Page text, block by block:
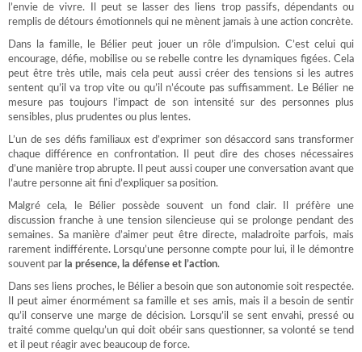
l’envie de vivre. Il peut se lasser des liens trop passifs, dépendants ou
remplis de détours émotionnels qui ne mènent jamais à une action concrète.
Dans la famille, le Bélier peut jouer un rôle d’impulsion. C’est celui qui
encourage, défie, mobilise ou se rebelle contre les dynamiques figées. Cela
peut être très utile, mais cela peut aussi créer des tensions si les autres
sentent qu’il va trop vite ou qu’il n’écoute pas suffisamment. Le Bélier ne
mesure pas toujours l’impact de son intensité sur des personnes plus
sensibles, plus prudentes ou plus lentes.
L’un de ses défis familiaux est d’exprimer son désaccord sans transformer
chaque différence en confrontation. Il peut dire des choses nécessaires
d’une manière trop abrupte. Il peut aussi couper une conversation avant que
l’autre personne ait fini d’expliquer sa position.
Malgré cela, le Bélier possède souvent un fond clair. Il préfère une
discussion franche à une tension silencieuse qui se prolonge pendant des
semaines. Sa manière d’aimer peut être directe, maladroite parfois, mais
rarement indifférente. Lorsqu’une personne compte pour lui, il le démontre
souvent par la présence, la défense et l’action.
Dans ses liens proches, le Bélier a besoin que son autonomie soit respectée.
Il peut aimer énormément sa famille et ses amis, mais il a besoin de sentir
qu’il conserve une marge de décision. Lorsqu’il se sent envahi, pressé ou
traité comme quelqu’un qui doit obéir sans questionner, sa volonté se tend
et il peut réagir avec beaucoup de force.